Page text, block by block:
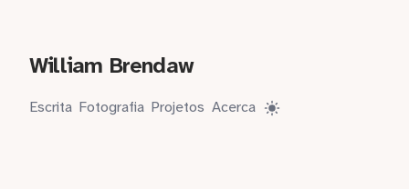
William Brendaw
Escrita Fotografia Projetos Acerca